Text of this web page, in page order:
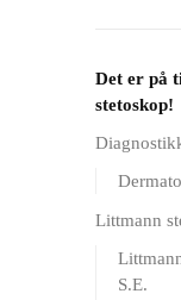
Det er på
stetoskop!
Littmann
S.E.